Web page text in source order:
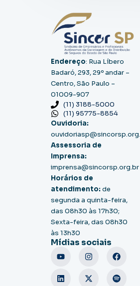
Endereço: Rua Líbero
Badaró, 293, 29º andar –
Centro, São Paulo –
01009-907
(11) 3188-5000
(11) 95775-8854
Ouvidoria:
Assessoria de
Imprensa:
imprensa@sincorsp.org.br
Horários de
atendimento: de
segunda a quinta-feira,
das 08h30 às 17h30;
Sexta-feira, das 08h30
às 13h30
Mídias sociais